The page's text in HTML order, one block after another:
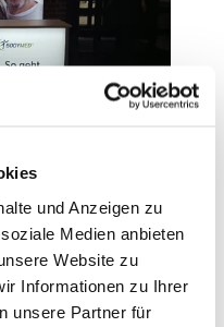
und Anzeigen zu
Medien anbieten
Website zu
Informationen zu Ihrer
unsere Partner für
(DAG).